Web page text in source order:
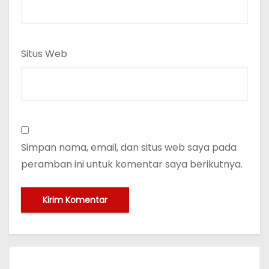
Situs Web
Simpan nama, email, dan situs web saya pada
peramban ini untuk komentar saya berikutnya.